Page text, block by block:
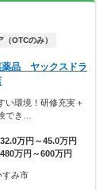
（OTCのみ）
薬品 ヤックスドラ
い環境！研修充実＋
でき…
32.0万円～45.0万円
480万円～600万円
すみ市